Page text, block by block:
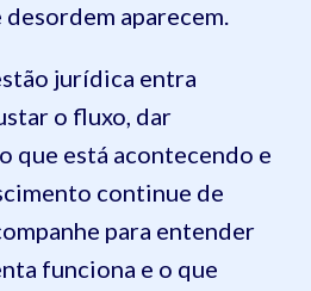
aparecem.
jurídica entra
o fluxo, dar
que está acontecendo e
continue de
para entender
funciona e o que